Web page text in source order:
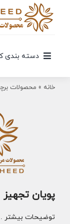
دسته بندی
خانه » محصولات
پویان تجهیز
توضیحات بیشتر